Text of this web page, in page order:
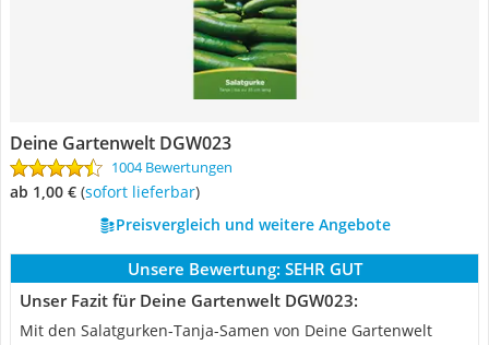
Deine Gartenwelt DGW023
1004 Bewertungen
ab 1,00 € ( Sofort lieferbar)
Preisvergleich und weitere Angebote
Unsere Bewertung: SEHR GUT
Unser Fazit für Deine Gartenwelt DGW023:
Mit den Salatgurken-Tanja-Samen von Deine Gartenwelt